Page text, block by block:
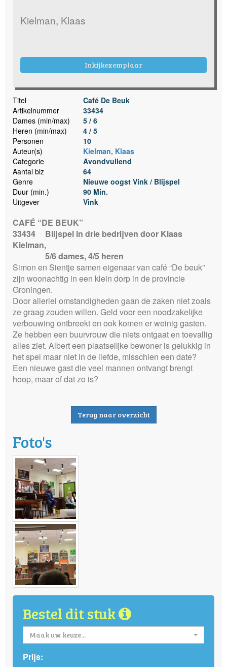
Kielman, Klaas
Inkijkexemplaar
Titel
Café De Beuk
Artikelnummer
33434
Dames (min/max)
5 / 6
Heren (min/max)
4 / 5
Personen
10
Auteur(s)
Kielman, Klaas
Categorie
Avondvullend
Aantal blz
64
Genre
Nieuwe oogst Vink / Blijspel
Duur (min.)
90 Min.
Uitgever
Vink
CAFÉ “DE BEUK”
33434
Blijspel in drie bedrijven door Klaas
Kielman,
5/6 dames, 4/5 heren
Simon en Sientje samen eigenaar van café “De beuk”
zijn woonachtig in een klein dorp in de provincie
Groningen.
Door allerlei omstandigheden gaan de zaken niet zoals
ze graag zouden willen. Geld voor een noodzakelijke
verbouwing ontbreekt en ook komen er weinig gasten.
Ze hebben een buurvrouw die niets ontgaat en toevallig
alles ziet. Albert een plaatselijke bewoner is gelukkig in
het spel maar niet in de liefde, misschien een date?
Een nieuwe gast die veel mannen ontvangt brengt
hoop, maar of dat zo is?
Terug naar overzicht
Foto's
Bestel dit stuk
Maak uw keuze...
Prijs: